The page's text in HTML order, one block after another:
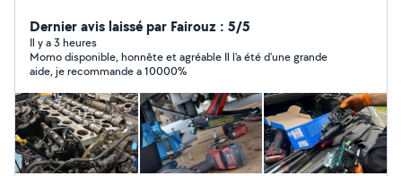
problèmes mécaniques et électriques sur place à votre
domicile où sur le lieux de panne. Interventions
mécaniques et électroniques : Embrayage Distribution
Freinage Suspension Demarreur Alternateur
Changement de moteur Joint de culasse Entretien et
vidange Vérification avant achat Système antipollution
(fap, Adblue, Egr) Passage valise et diagnostique Pour
plus de renseignements, n'hésitez pas à me contacter.
Dernier avis laissé par Fairouz : 5/5
Il y a 3 heures
Momo disponible, honnête et agréable Il l'a été d'une grande
aide, je recommande a 10000%